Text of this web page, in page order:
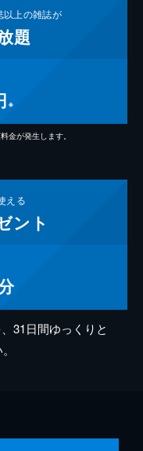
以上の雑誌が
題
※
金が発生します。
える
ント
31日間ゆっくりと